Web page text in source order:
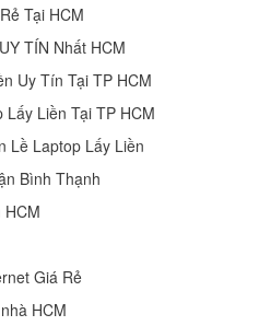
Tại HCM
TÍN Nhất HCM
Uy Tín Tại TP HCM
Liền Tại TP HCM
Lề Laptop Lấy Liền
Bình Thạnh
Giá Rẻ
HCM